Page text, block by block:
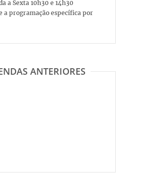
a Sexta 10h30 e 14h30
a programação específica por
ANTERIORES